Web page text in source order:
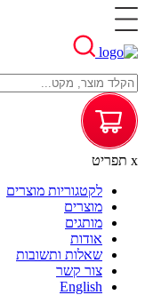
x תפריט
לקטגוריות מוצרים
מוצרים
מותגים
אודות
שאלות ותשובות
צור קשר
English